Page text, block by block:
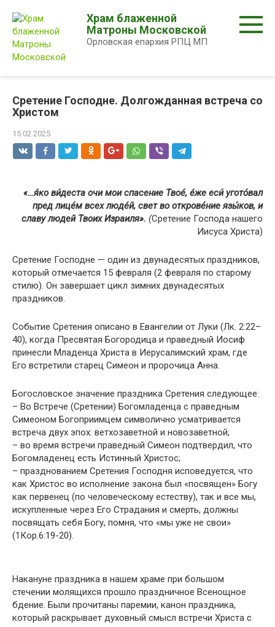
контенту
Храм блаженной
Матроны Московской
Орловская епархия РПЦ МП
Сретение Господне. Долгожданная встреча со
Христом
15.02.2025
«…я́ко ви́деста очи мои спасение Твое́, е́же еси́ угото́вал
пред лице́м всех люде́й, свет во открове́ние язы́ков, и
славу людей Твоих Израиля». (Сретение Господа нашего
Иисуса Христа)
Сретение Господне — один из двунадесятых праздников,
который отмечается 15 февраля (2 февраля по старому
стилю). Он завершает цикл зимних двунадесятых
праздников.
Событие Сретения описано в Евангелии от Луки (Лк. 2:22–
40), когда Пресвятая Богородица и праведный Иосиф
принесли Младенца Христа в Иерусалимский храм, где
Его встретили старец Симеон и пророчица Анна.
Богословское значение праздника Сретения следующее:
– Во Встрече (Сретении) Богомладенца с праведным
Симеоном Богоприимцем символично усматривается
встреча двух эпох: ветхозаветной и новозаветной;
– во время встречи праведный Симеон подтвердил, что
Богомладенец есть Истинный Христос;
– празднованием Сретения Господня исповедуется, что
как Христос во исполнение закона был «посвящен» Богу
как первенец (по человеческому естеству), так и все мы,
искупленные через Его Страдания и смерть, должны
посвящать себя Богу, помня, что «мы уже не свои»
(1Кор.6:19-20).
Накануне праздника в нашем храме при большом
стечении молящихся прошло праздничное Всенощное
бдение. Были прочитаны паремии, канон праздника,
который раскрывает духовный смысл встречи Христа с